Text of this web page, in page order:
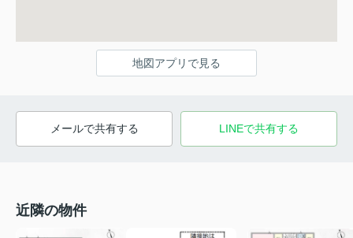
地図アプリで見る
メールで共有する LINEで共有する
近隣の物件